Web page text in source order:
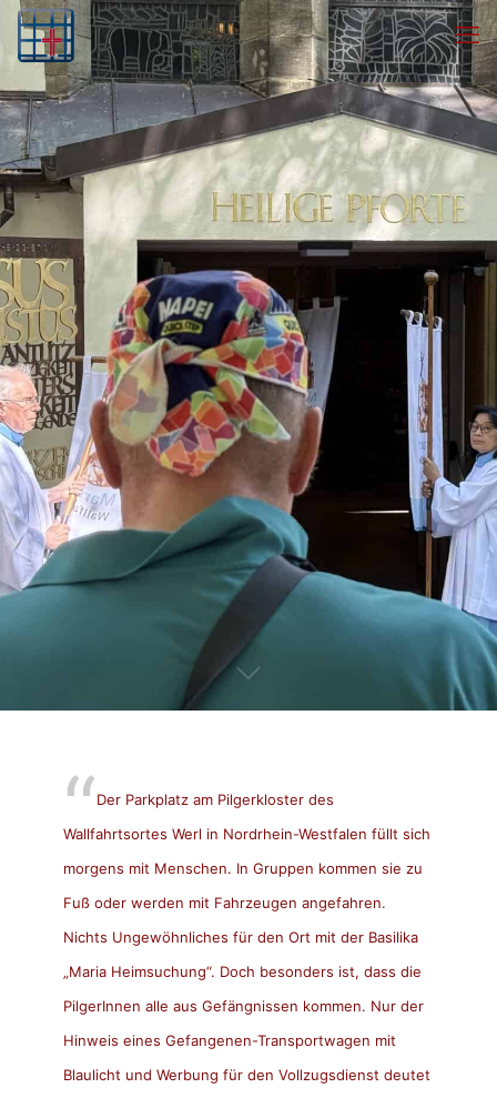
Der Parkplatz am Pilgerkloster des
Wallfahrtsortes Werl in Nordrhein-Westfalen füllt sich
morgens mit Menschen. In Gruppen kommen sie zu
Fuß oder werden mit Fahrzeugen angefahren.
Nichts Ungewöhnliches für den Ort mit der Basilika
„Maria Heimsuchung“. Doch besonders ist, dass die
PilgerInnen alle aus Gefängnissen kommen. Nur der
Hinweis eines Gefangenen-Transportwagen mit
Blaulicht und Werbung für den Vollzugsdienst deutet